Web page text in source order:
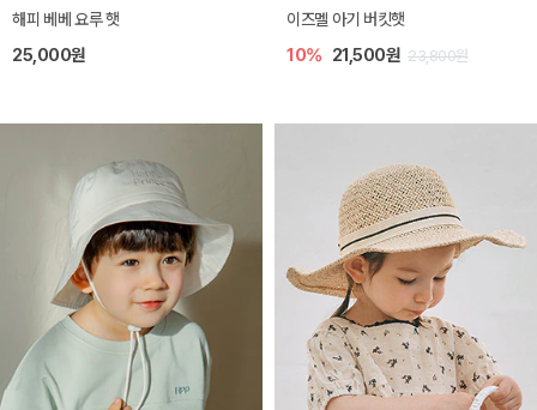
해피 베베 요루 햇
25,000원
이즈멜 아기 버킷햇
10% 21,500원 23,800원